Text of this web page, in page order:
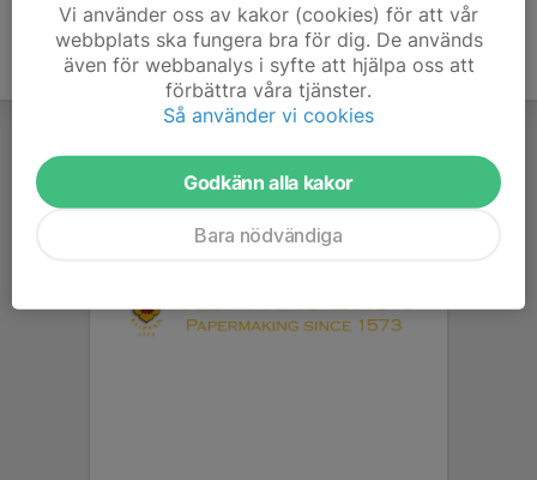
Vi använder oss av kakor (cookies) för att vår
webbplats ska fungera bra för dig. De används
även för webbanalys i syfte att hjälpa oss att
förbättra våra tjänster.
Så använder vi cookies
Godkänn alla kakor
Bara nödvändiga